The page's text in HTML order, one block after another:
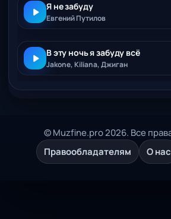
Я не забуду
Евгений Путилов
В эту ночь я забуду всё
Jakone, Kiliana, Джиган
© Muzfine.pro 2026. Все
Правообладателям
О нас